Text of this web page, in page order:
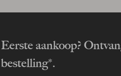
Eerste aankoop?
bestelling*.